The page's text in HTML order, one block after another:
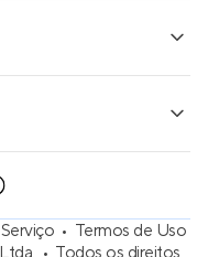
Termos de Uso
Todos os direitos